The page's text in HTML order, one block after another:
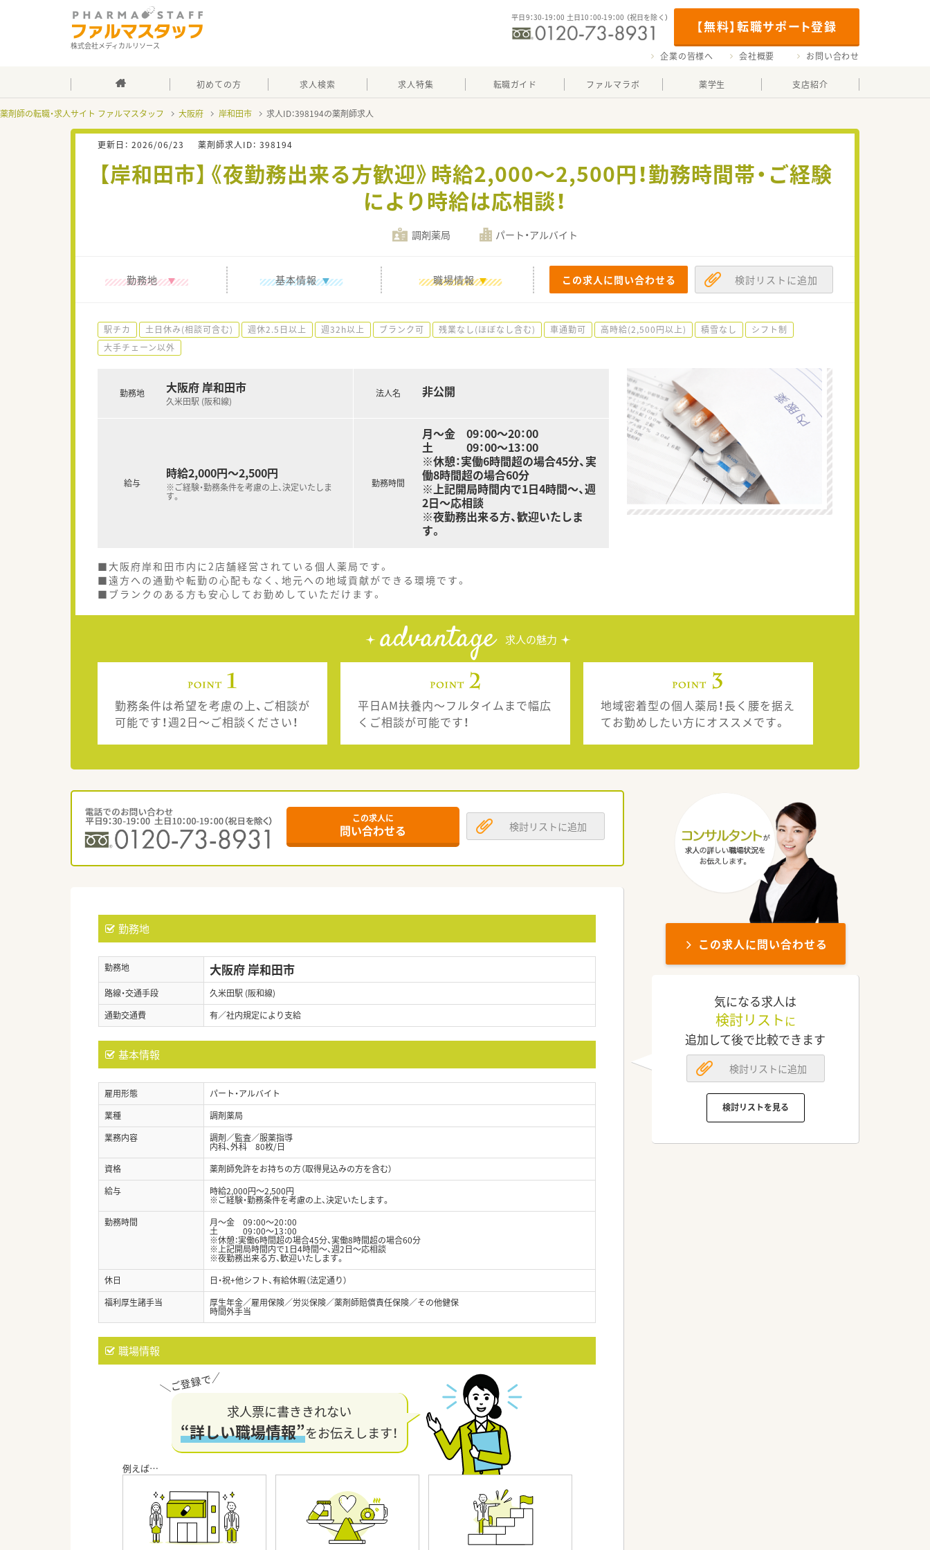
株式会社メディカルリソース
【無料】転職サポート登録
平日9：30-19：00 土日10：00-19：00 （祝日を除く）
企業の皆様へ 会社概要 お問い合わせ
初めての方 求人検索 求人特集 転職ガイド ファルマラボ 薬学生 支店紹介
薬剤師の転職・求人サイト ファルマスタッフ 大阪府 岸和田市 求人ID：398194の薬剤師求人
更新日： 2026/06/23 薬剤師求人ID： 398194
【岸和田市】《夜勤務出来る方歓迎》時給2,000～2,500円！勤務時間帯・ご経験
により時給は応相談！
調剤薬局 パート・アルバイト
勤務地 基本情報 職場情報 この求人に問い合わせる 検討リストに追加
駅チカ 土日休み(相談可含む) 週休2.5日以上 週32h以上 ブランク可 残業なし(ほぼなし含む) 車通勤可 高時給(2,500円以上) 積雪なし
シフト制
大手チェーン以外
勤務地 大阪府 岸和田市
久米田駅 (阪和線)
給与
時給2,000円～2,500円
※ご経験・勤務条件を考慮の上、決定いたしま
す。
法人名 非公開
勤務時間
月～金 09：00～20：00
土 09：00～13：00
※休憩：実働6時間超の場合45分、実
働8時間超の場合60分
※上記開局時間内で1日4時間～、週
2日～応相談
※夜勤務出来る方、歓迎いたしま
す。
■大阪府岸和田市内に2店舗経営されている個人薬局です。
■遠方への通勤や転勤の心配もなく、地元への地域貢献ができる環境です。
■ブランクのある方も安心してお勤めしていただけます。
advantage 求人の魅力
勤務条件は希望を考慮の上、ご相談が
可能です！週2日～ご相談ください！
平日AM扶養内～フルタイムまで幅広
くご相談が可能です！
地域密着型の個人薬局！長く腰を据え
てお勤めしたい方にオススメです。
この求人に
問い合わせる 検討リストに追加
勤務地
勤務地 大阪府 岸和田市
路線・交通手段
久米田駅 (阪和線)
通勤交通費
有／社内規定により支給
基本情報
雇用形態
パート・アルバイト
業種
調剤薬局
業務内容
調剤／監査／服薬指導
内科、外科 80枚/日
資格
薬剤師免許をお持ちの方（取得見込みの方を含む）
給与
時給2,000円～2,500円
※ご経験・勤務条件を考慮の上、決定いたします。
勤務時間
月～金 09：00～20：00
土 09：00～13：00
※休憩：実働6時間超の場合45分、実働8時間超の場合60分
※上記開局時間内で1日4時間～、週2日～応相談
※夜勤務出来る方、歓迎いたします。
休日
日・祝+他シフト、有給休暇（法定通り）
福利厚生諸手当
厚生年金／雇用保険／労災保険／薬剤師賠償責任保険／その他健保
時間外手当
職場情報
求人票に書ききれない
“詳しい職場情報”をお伝えします！
この求人に問い合わせる
気になる求人は
検討リスト に
追加して後で比較できます
検討リストに追加
検討リストを見る